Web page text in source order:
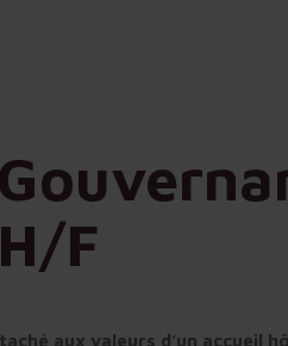
H/F
aux valeurs d’un accueil